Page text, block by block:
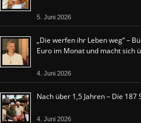
5. Juni 2026
„Die werfen ihr Leben weg“ –
Euro im Monat und macht sich
4. Juni 2026
Nach über 1,5 Jahren – Die
4. Juni 2026